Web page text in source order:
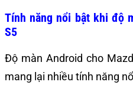
Tính năng nổi bật khi độ
S5
Độ màn Android cho
mang lại nhiều tính năng